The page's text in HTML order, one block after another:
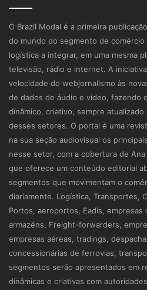
O Brazil Modal é a primeira
do mundo do segmento de
logística a integrar, em uma mesma
televisão, rádio e internet. A
velocidade do webjornalismo às
de dados de áudio e vídeo, fazendo
dinâmico, criativo, sempre
desses setores. O portal é uma
na sua seção audiovisual os
nesse setor, com a cobertura de
que oferece um conteúdo editorial
segmentos que movimentam o
diariamente. Logística, Transportes,
Portos, aeroportos, Eadis, empresas
armazéns, Freight-forwarders,
empresas aéreas, tradings,
concessionárias de ferrovias,
segmentos serão apresentados em
dinâmicas e criativas com